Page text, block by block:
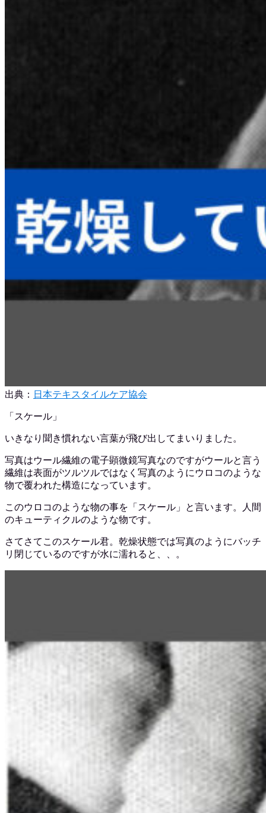
出典： 日本テキスタイルケア協会
「スケール」
いきなり聞き慣れない言葉が飛び出してまいりました。
写真はウール繊維の電子顕微鏡写真なのですがウールと言う
繊維は表面がツルツルではなく写真のようにウロコのような
物で覆われた構造になっています。
このウロコのような物の事を「スケール」と言います。人間
のキューティクルのような物です。
さてさてこのスケール君。乾燥状態では写真のようにバッチ
リ閉じているのですが水に濡れると、、。